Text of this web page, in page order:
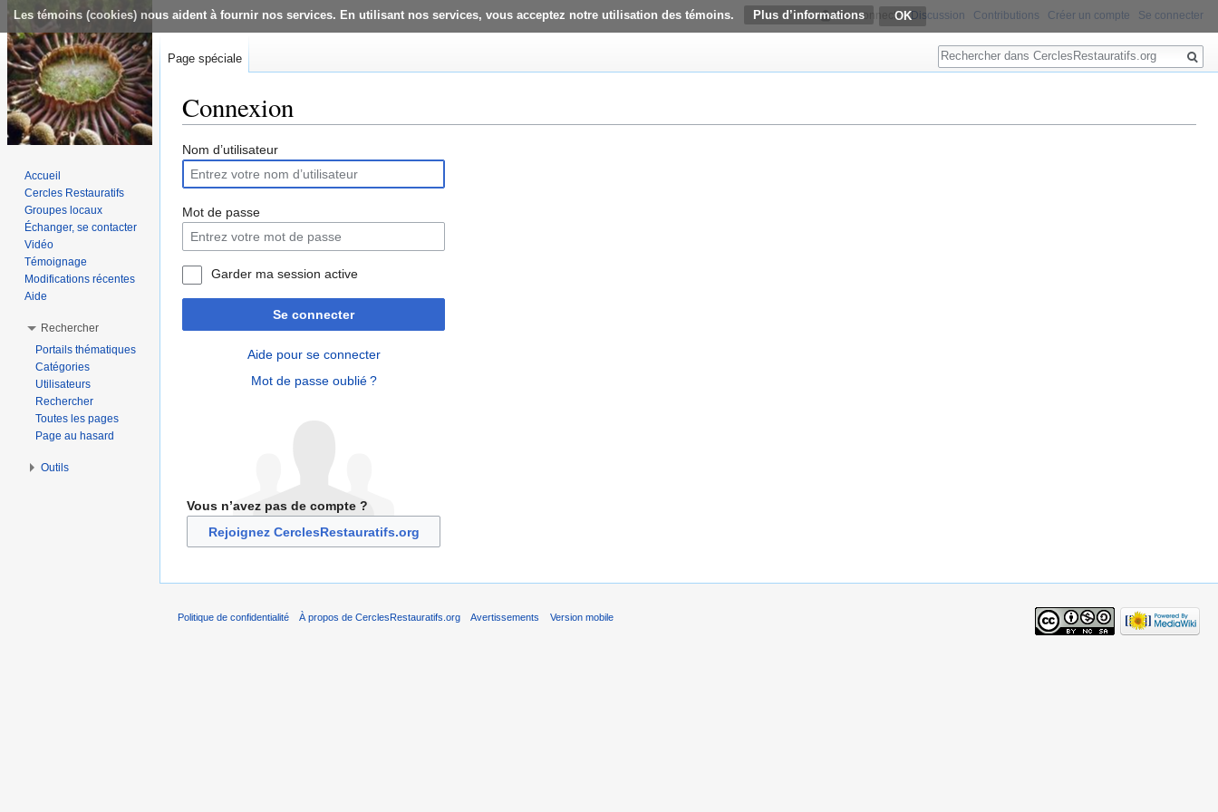
Les témoins (cookies) nous aident à fournir nos services. En utilisant nos services, vous acceptez notre utilisation des témoins. Plus d’informations
Connexion
Nom d’utilisateur
Mot de passe
Garder ma session active
Se connecter
Aide pour se connecter
Mot de passe oublié ?
Vous n’avez pas de compte ?
Rejoignez CerclesRestauratifs.org
Non connecté Discussion Contributions Créer un compte Se connecter
Page spéciale
Rechercher
Accueil
Cercles Restauratifs
Groupes locaux
Échanger, se contacter
Vidéo
Témoignage
Modifications récentes
Aide
Rechercher
Portails thématiques
Catégories
Utilisateurs
Rechercher
Toutes les pages
Page au hasard
Outils
Politique de confidentialité À propos de CerclesRestauratifs.org Avertissements Version mobile